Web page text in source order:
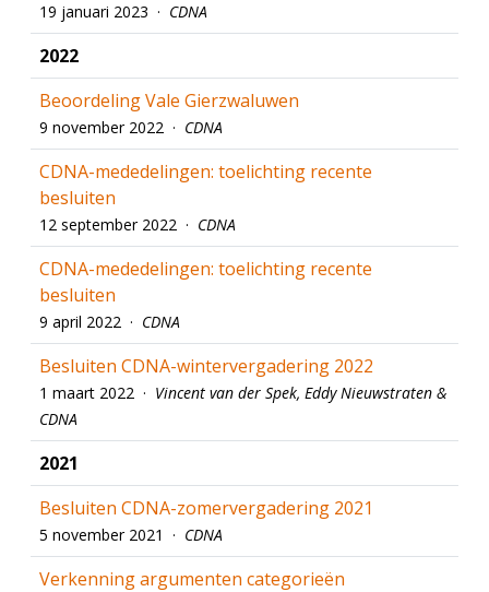
19 januari 2023 · CDNA
2022
Beoordeling Vale Gierzwaluwen
9 november 2022 · CDNA
CDNA-mededelingen: toelichting recente
besluiten
12 september 2022 · CDNA
CDNA-mededelingen: toelichting recente
besluiten
9 april 2022 · CDNA
Besluiten CDNA-wintervergadering 2022
1 maart 2022 · Vincent van der Spek, Eddy Nieuwstraten &
CDNA
2021
Besluiten CDNA-zomervergadering 2021
5 november 2021 · CDNA
Verkenning argumenten categorieën